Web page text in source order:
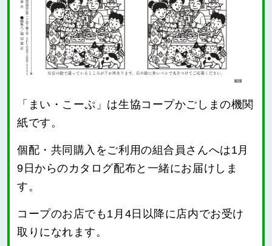
「まい・こーぷ」は生協コープかごしまの機関
紙です。
個配・共同購入をご利用の組合員さんへは1月
9日からのカタログ配布と一緒にお届けしま
す。
コープのお店でも1月4日以降に店内でお受け
取りになれます。